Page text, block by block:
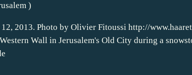
)
12, 2013. Photo by Olivier Fitoussi http://
Wall in Jerusalem's Old City during a